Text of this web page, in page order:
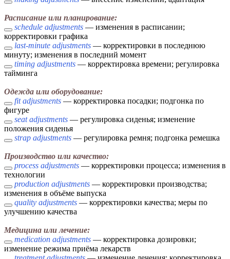
Расписание или планирование:
schedule adjustments — изменения в расписании;
корректировки графика
last-minute adjustments — корректировки в последнюю
минуту; изменения в последний момент
timing adjustments — корректировка времени; регулировка
тайминга
Одежда или оборудование:
fit adjustments — корректировка посадки; подгонка по
фигуре
seat adjustments — регулировка сиденья; изменение
положения сиденья
strap adjustments — регулировка ремня; подгонка ремешка
Производство или качество:
process adjustments — корректировки процесса; изменения в
технологии
production adjustments — корректировки производства;
изменения в объёме выпуска
quality adjustments — корректировки качества; меры по
улучшению качества
Медицина или лечение:
medication adjustments — корректировка дозировки;
изменение режима приёма лекарств